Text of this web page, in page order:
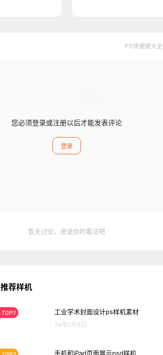
PS快捷键大
您必须登录或注册以后才能发表评论
登录
暂无讨论，说说你的看法吧
推荐样机
TOP1 工业学术封面设计ps样机素材
24年7月8日
手机和iPad页面展示psd样机